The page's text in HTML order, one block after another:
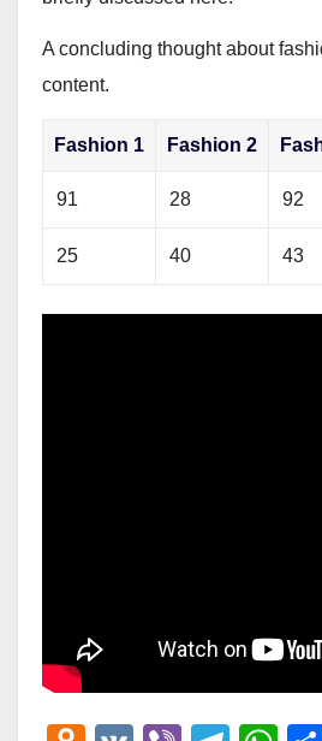
A concluding thought about
content.
Fashion 1 Fashion 2
91 28 92
25 40 43